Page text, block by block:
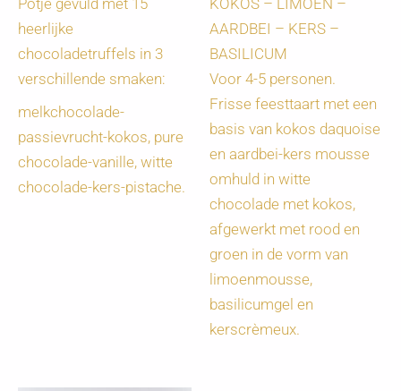
Potje gevuld met 15
heerlijke
chocoladetruffels in 3
verschillende smaken:
melkchocolade-
passievrucht-kokos, pure
chocolade-vanille, witte
chocolade-kers-pistache.
KOKOS – LIMOEN –
AARDBEI – KERS –
BASILICUM
Voor 4-5 personen.
Frisse feesttaart met een
basis van kokos daquoise
en aardbei-kers mousse
omhuld in witte
chocolade met kokos,
afgewerkt met rood en
groen in de vorm van
limoenmousse,
basilicumgel en
kerscrèmeux.